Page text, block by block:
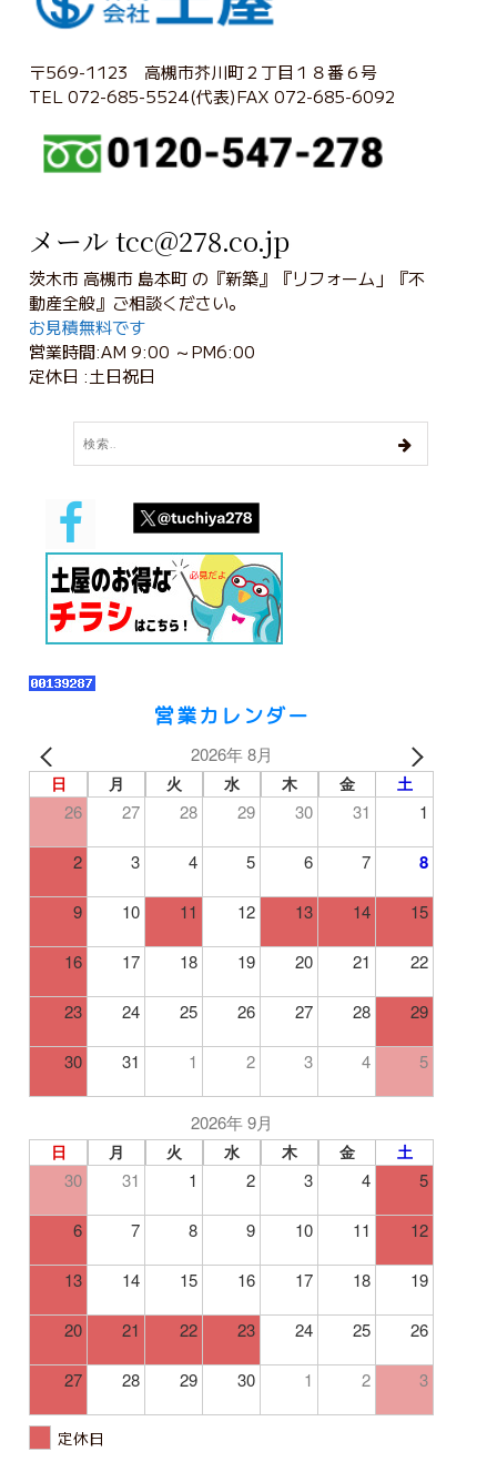
〒569-1123 高槻市芥川町２丁目１８番６号
TEL 072-685-5524(代表)FAX 072-685-6092
メール tcc@278.co.jp
茨木市 高槻市 島本町 の『新築』『リフォーム」『不
動産全般』ご相談ください。
お見積無料です
営業時間:AM 9:00 ～PM6:00
定休日 :土日祝日
営業カレンダー
2026年 8月
日 月 火 水 木 金 土
26 27 28 29 30 31 1
2 3 4 5 6 7 8
9 10 11 12 13 14 15
16 17 18 19 20 21 22
23 24 25 26 27 28 29
30 31 1 2 3 4 5
2026年 9月
日 月 火 水 木 金 土
30 31 1 2 3 4 5
6 7 8 9 10 11 12
13 14 15 16 17 18 19
20 21 22 23 24 25 26
27 28 29 30 1 2 3
定休日